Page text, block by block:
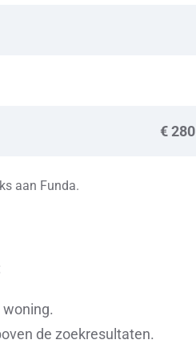
€ 280
aan Funda.
de zoekresultaten.